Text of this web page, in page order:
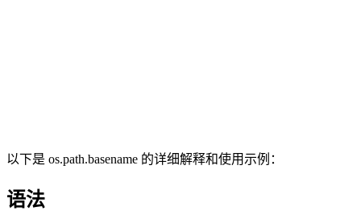
以下是 os.path.basename 的详细解释和使用示例：
语法